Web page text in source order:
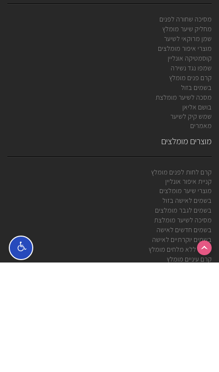
מסיכה שחורה לפנים
מחליק שיער מומלץ
שמן מרוקאי לשיער
מוצרי איפור מומלצים
קוסמטיקה אונליין
שמפו נגד נשירה
קרם פנים מומלץ
בשמים בזול
מסכה לשיער מומלצת
בושם אליאן
שמש קיק לשיער
מאמרים
מוצרים מומלצים
קרם לחות לפנים מומלץ
קניית איפור אונליין
מוצרי שיער מומלצים
בשמים לאישה בזול
בשמים לגבר מומלצים
מסיכה לשיער מומלצת
בשמים חדשים לאישה
בשמים יוקרתיים לאישה
שמפו ללא מלחים מומלץ
קרם עיניים מומלץ